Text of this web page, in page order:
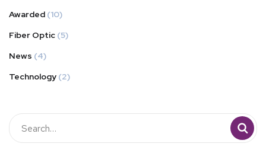
Awarded (10)
Fiber Optic (5)
News (4)
Technology (2)